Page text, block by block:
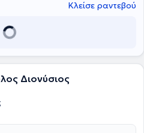
Κλείσε ραντεβού
Διονύσιος